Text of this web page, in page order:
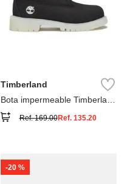
Timberland
Bota impermeable Timberland
Ref.169.00Ref. 135.20
-20 %